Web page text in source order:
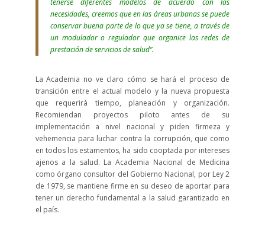
necesidades, creemos que en las áreas urbanas se puede
conservar buena parte de lo que ya se tiene, a través de
un modulador o regulador que organice las redes de
prestación de servicios de salud”.
La Academia no ve claro cómo se hará el proceso de
transición entre el actual modelo y la nueva propuesta
que requerirá tiempo, planeación y organización.
Recomiendan proyectos piloto antes de su
implementación a nivel nacional y piden firmeza y
vehemencia para luchar contra la corrupción, que como
en todos los estamentos, ha sido cooptada por intereses
ajenos a la salud. La Academia Nacional de Medicina
como órgano consultor del Gobierno Nacional, por Ley 2
de 1979, se mantiene firme en su deseo de aportar para
tener un derecho fundamental a la salud garantizado en
el país.